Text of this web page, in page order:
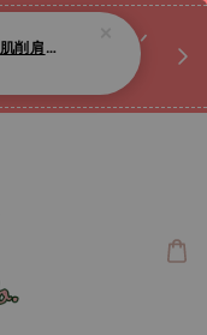
ꕀ♡ 私訊我們.ᐟ.ᐟ
去